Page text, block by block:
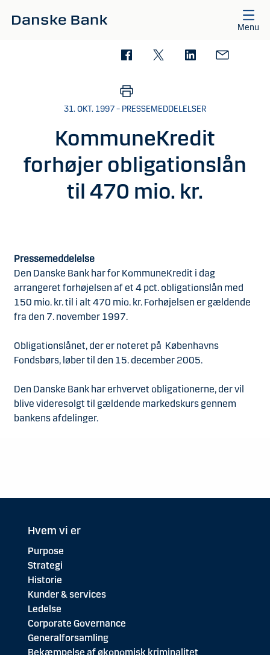
Menu
31. OKT. 1997 – PRESSEMEDDELELSER
KommuneKredit
forhøjer obligationslån
til 470 mio. kr.
Pressemeddelelse
Den Danske Bank har for KommuneKredit i dag
arrangeret forhøjelsen af et 4 pct. obligationslån med
150 mio. kr. til i alt 470 mio. kr. Forhøjelsen er gældende
fra den 7. november 1997.
Obligationslånet, der er noteret på Københavns
Fondsbørs, løber til den 15. december 2005.
Den Danske Bank har erhvervet obligationerne, der vil
blive videresolgt til gældende markedskurs gennem
bankens afdelinger.
Hvem vi er
Purpose
Strategi
Historie
Kunder & services
Ledelse
Corporate Governance
Generalforsamling
Bekæmpelse af økonomisk kriminalitet